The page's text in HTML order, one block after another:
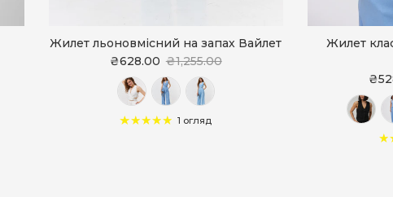
Жилет льоновмісний на запах Вайлет
₴628.00 ₴1,255.00
1 огляд
Жилет